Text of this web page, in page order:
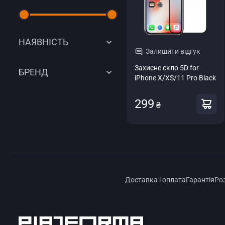
НАЯВНІСТЬ
БРЕНД
Залишити відгук
Захисне скло 5D for
iPhone X/XS/11 Pro Black
299 ₴
Доставка і оплатаГарантія